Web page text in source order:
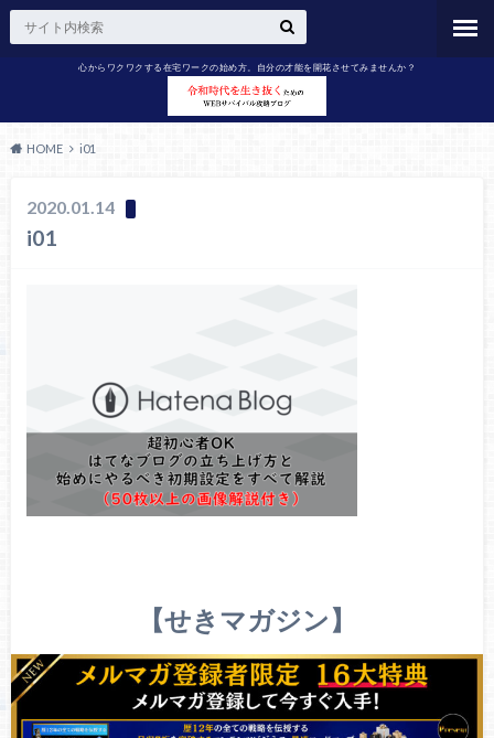
心からワクワクする在宅ワークの始め方。自分の才能を開花させてみませんか？
HOME i01
2020.01.14
i01
【せきマガジン】